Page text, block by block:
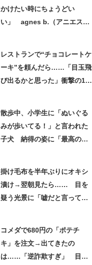
かけたい時にちょうどい
い」 agnes b.（アニエスべ
レストランで“チョコレートケ
ーキ”を頼んだら……「目玉飛
び出るかと思った」衝撃の1皿
散歩中、小学生に「ぬいぐる
みが歩いてる！」と言われた
子犬 納得の姿に「最高の褒
掛け毛布を半年ぶりにオキシ
漬け→翌朝見たら…… 目を
疑う光景に「嘘だと言ってく
コメダで680円の「ポテチ
キ」を注文→出てきたの
は……「逆詐欺すぎ」 目を